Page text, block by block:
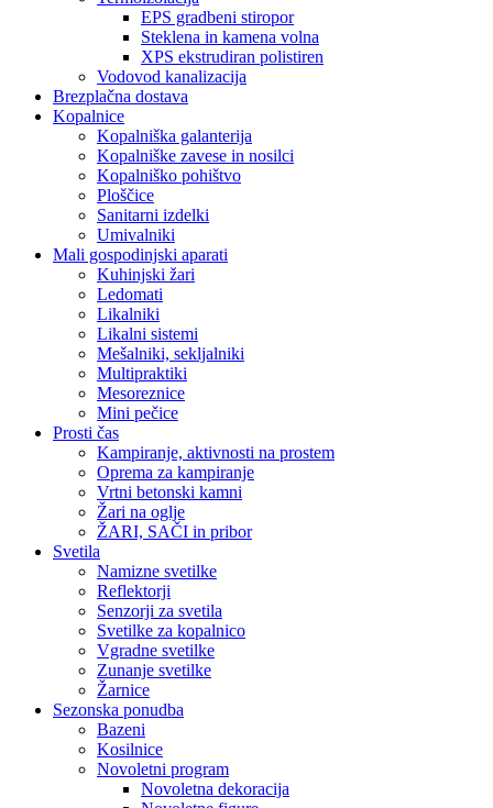
EPS gradbeni stiropor
Steklena in kamena volna
XPS ekstrudiran polistiren
Vodovod kanalizacija
Brezplačna dostava
Kopalnice
Kopalniška galanterija
Kopalniške zavese in nosilci
Kopalniško pohištvo
Ploščice
Sanitarni izdelki
Umivalniki
Mali gospodinjski aparati
Kuhinjski žari
Ledomati
Likalniki
Likalni sistemi
Mešalniki, sekljalniki
Multipraktiki
Mesoreznice
Mini pečice
Prosti čas
Kampiranje, aktivnosti na prostem
Oprema za kampiranje
Vrtni betonski kamni
Žari na oglje
ŽARI, SAČI in pribor
Svetila
Namizne svetilke
Reflektorji
Senzorji za svetila
Svetilke za kopalnico
Vgradne svetilke
Zunanje svetilke
Žarnice
Sezonska ponudba
Bazeni
Kosilnice
Novoletni program
Novoletna dekoracija